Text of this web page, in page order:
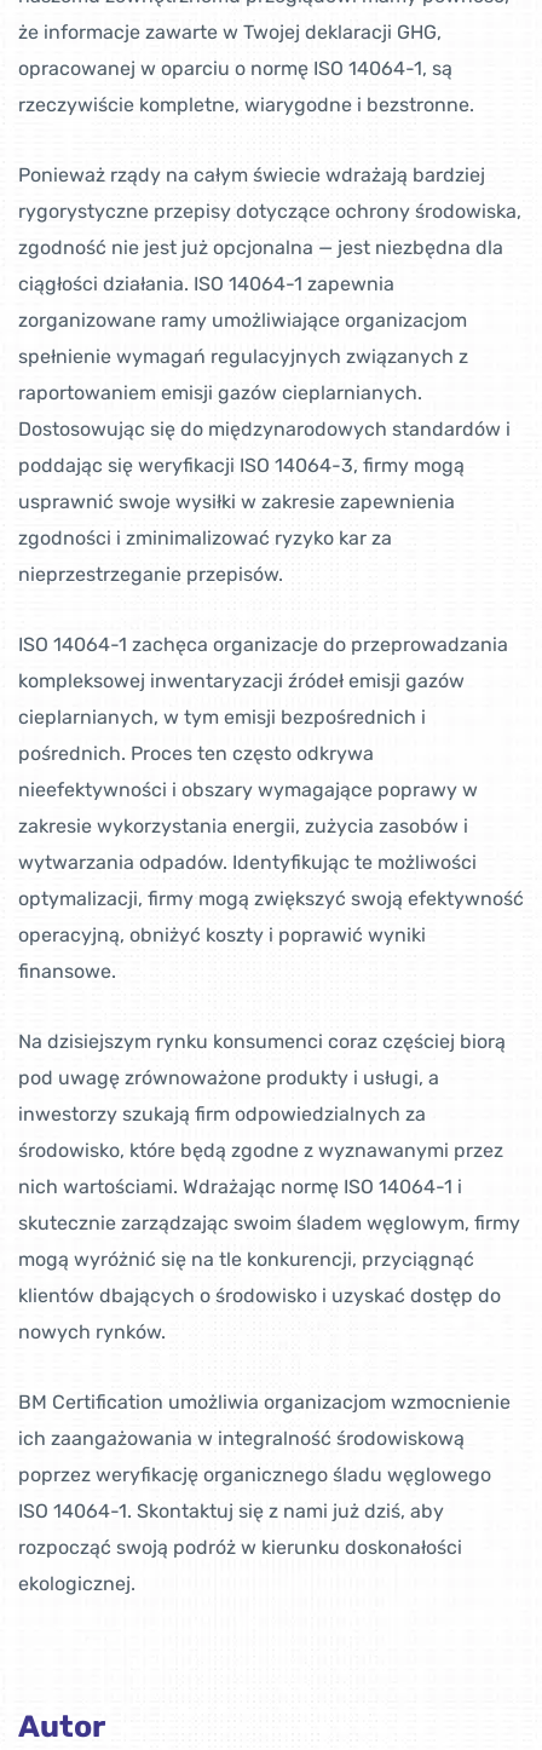
że informacje zawarte w Twojej deklaracji GHG,
opracowanej w oparciu o normę ISO 14064-1, są
rzeczywiście kompletne, wiarygodne i bezstronne.
Ponieważ rządy na całym świecie wdrażają bardziej
rygorystyczne przepisy dotyczące ochrony środowiska,
zgodność nie jest już opcjonalna — jest niezbędna dla
ciągłości działania. ISO 14064-1 zapewnia
zorganizowane ramy umożliwiające organizacjom
spełnienie wymagań regulacyjnych związanych z
raportowaniem emisji gazów cieplarnianych.
Dostosowując się do międzynarodowych standardów i
poddając się weryfikacji ISO 14064-3, firmy mogą
usprawnić swoje wysiłki w zakresie zapewnienia
zgodności i zminimalizować ryzyko kar za
nieprzestrzeganie przepisów.
ISO 14064-1 zachęca organizacje do przeprowadzania
kompleksowej inwentaryzacji źródeł emisji gazów
cieplarnianych, w tym emisji bezpośrednich i
pośrednich. Proces ten często odkrywa
nieefektywności i obszary wymagające poprawy w
zakresie wykorzystania energii, zużycia zasobów i
wytwarzania odpadów. Identyfikując te możliwości
optymalizacji, firmy mogą zwiększyć swoją efektywność
operacyjną, obniżyć koszty i poprawić wyniki
finansowe.
Na dzisiejszym rynku konsumenci coraz częściej biorą
pod uwagę zrównoważone produkty i usługi, a
inwestorzy szukają firm odpowiedzialnych za
środowisko, które będą zgodne z wyznawanymi przez
nich wartościami. Wdrażając normę ISO 14064-1 i
skutecznie zarządzając swoim śladem węglowym, firmy
mogą wyróżnić się na tle konkurencji, przyciągnąć
klientów dbających o środowisko i uzyskać dostęp do
nowych rynków.
BM Certification umożliwia organizacjom wzmocnienie
ich zaangażowania w integralność środowiskową
poprzez weryfikację organicznego śladu węglowego
ISO 14064-1. Skontaktuj się z nami już dziś, aby
rozpocząć swoją podróż w kierunku doskonałości
ekologicznej.
Autor